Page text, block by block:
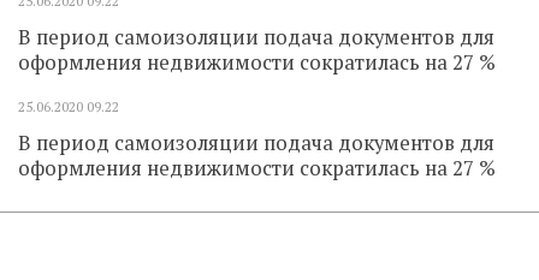
В период самоизоляции подача документов для
оформления недвижимости сократилась на 27 %
25.06.2020 09.22
В период самоизоляции подача документов для
оформления недвижимости сократилась на 27 %